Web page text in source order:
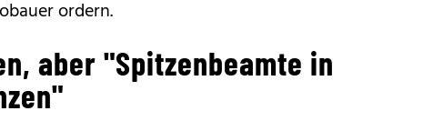
ordern.
aber "Spitzenbeamte in